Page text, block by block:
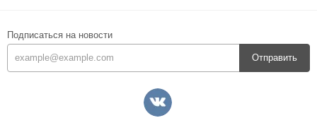
Подписаться на новости
Отправить